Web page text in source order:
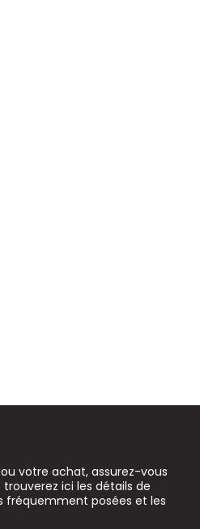
votre achat, assurez-vous
ici les détails de
fréquemment posées et les